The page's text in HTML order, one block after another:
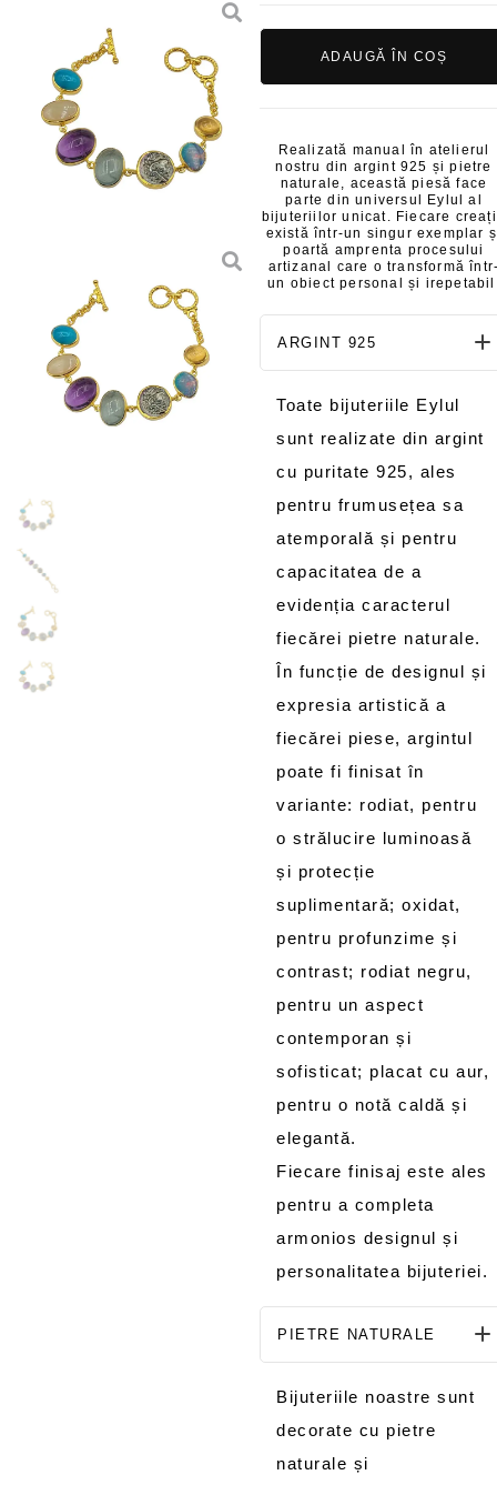
ADAUGĂ ÎN COȘ
Realizată manual în atelierul
nostru din argint 925 și pietre
naturale, această piesă face
parte din universul Eylul al
bijuteriilor unicat. Fiecare
există într-un singur exemplar
poartă amprenta procesului
artizanal care o transformă
un obiect personal și
ARGINT 925
Toate bijuteriile Eylul
sunt realizate din argint
cu puritate 925, ales
pentru frumusețea sa
atemporală și pentru
capacitatea de a
evidenția caracterul
fiecărei pietre naturale.
În funcție de designul și
expresia artistică a
fiecărei piese, argintul
poate fi finisat în
variante: rodiat, pentru
o strălucire luminoasă
și protecție
suplimentară; oxidat,
pentru profunzime și
contrast; rodiat negru,
pentru un aspect
contemporan și
sofisticat; placat cu aur,
pentru o notă caldă și
elegantă.
Fiecare finisaj este ales
pentru a completa
armonios designul și
personalitatea bijuteriei.
PIETRE NATURALE
Bijuteriile noastre sunt
decorate cu pietre
naturale și